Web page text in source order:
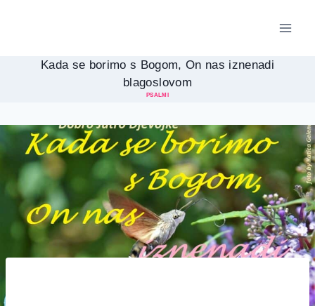
Kada se borimo s Bogom, On nas iznenadi
blagoslovom
PSALMI